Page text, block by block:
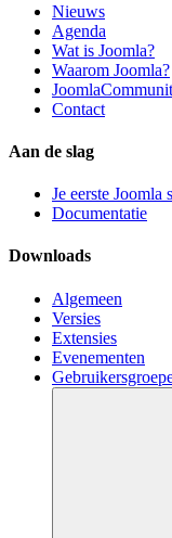
Nieuws
Agenda
Wat is Joomla?
Waarom Joomla?
Contact
Aan de slag
Je eerste Joomla
Documentatie
Downloads
Algemeen
Versies
Extensies
Evenementen